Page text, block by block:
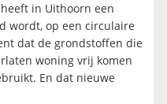
in Uithoorn een
wordt, op een circulaire
dat de grondstoffen die
woning vrij komen
En dat nieuwe